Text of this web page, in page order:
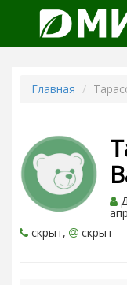
Главная
скрыт,
скрыт